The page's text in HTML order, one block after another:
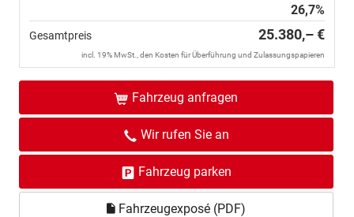
26,7%
Gesamtpreis 25.380,– €
incl. 19% MwSt., den Kosten für Überführung und Zulassungspapieren
Fahrzeug anfragen
Wir rufen Sie an
Fahrzeug parken
Fahrzeugexposé (PDF)